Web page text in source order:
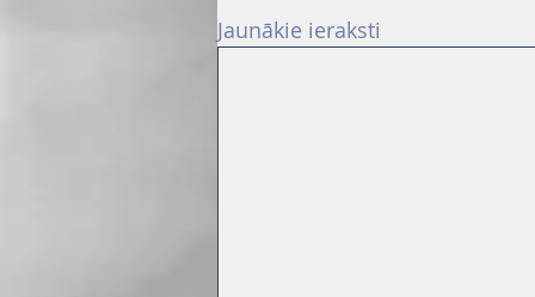
Jaunākie ieraksti